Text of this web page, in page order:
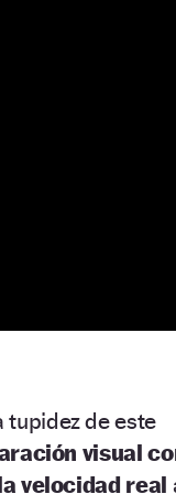
tupidez de este
visual
velocidad real